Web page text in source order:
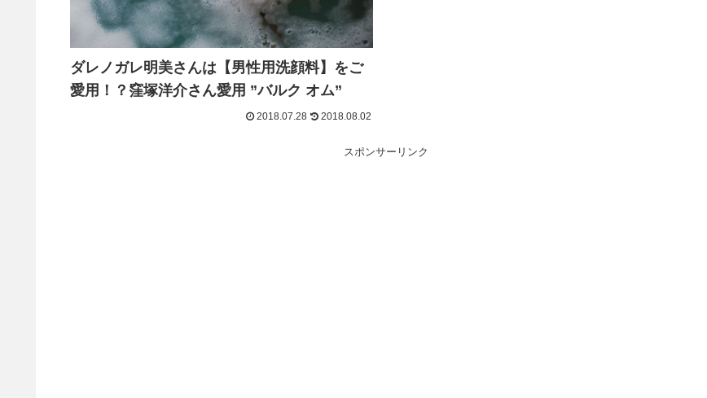
ダレノガレ明美さんは【男性用洗顔料】をご
愛用！？窪塚洋介さん愛用 ”バルク オム”
2018.07.28 2018.08.02
スポンサーリンク